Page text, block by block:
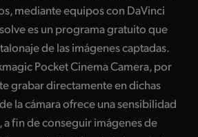
mediante equipos con DaVinci
es un programa gratuito que
de las imágenes captadas.
Pocket Cinema Camera, por
grabar directamente en dichas
la cámara ofrece una sensibilidad
fin de conseguir imágenes de